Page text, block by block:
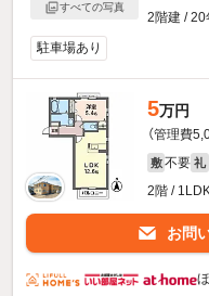
すべての写真
2階建 / 20
駐車場あり
5万円
（管理費
敷 不要 礼
2階 /
お問